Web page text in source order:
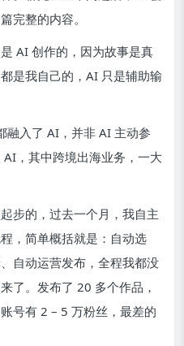
完整的内容。
AI 创作的，因为故事是真
是我自己的，AI 只是辅助输
融入了 AI，并非 AI 主动参
，其中跨境出海业务，一大
步的，过去一个月，我自主
，简单概括就是：自动选
自动运营发布，全程我都没
了。发布了 20 多个作品，
号有 2 – 5 万粉丝，最差的